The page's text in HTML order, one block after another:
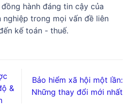
hành đáng tin cậy của
nghiệp trong mọi vấn đề liên
kế toán - thuế.
&
Bảo hiểm xã hội một lần:
Những thay đổi mới nhất